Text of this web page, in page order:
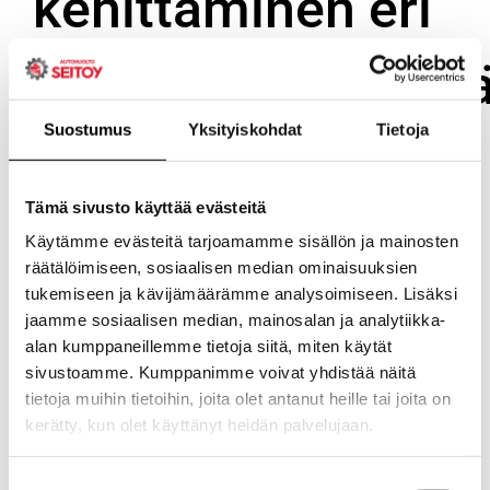
Suostumus Yksityiskohdat Tietoja
Tämä sivusto käyttää evästeitä
Käytämme evästeitä tarjoamamme sisällön ja mainosten
räätälöimiseen, sosiaalisen median ominaisuuksien
tukemiseen ja kävijämäärämme analysoimiseen. Lisäksi
jaamme sosiaalisen median, mainosalan ja analytiikka-
alan kumppaneillemme tietoja siitä, miten käytät
sivustoamme. Kumppanimme voivat yhdistää näitä
tietoja muihin tietoihin, joita olet antanut heille tai joita on
kerätty, kun olet käyttänyt heidän palvelujaan.
jotka etenevät portaittain perushuollosta erikoisosaajaksi.
Tämä on selkeä etu: osaaminen on dokumentoitua, sertifioitua
ja tunnistettavaa myös muissa merkkihuolloissa.
Kääntöpuolena on se, että koulutus on sidottu yhden
valmistajan ekosysteemiin.
Monimerkkikorjaamolla koulutus voi olla monimuotoisempaa.
Ketjuun kuuluvilla korjaamoilla, kuten Autoasi-korjaamoketjun
jäsenillä, on pääsy ketjun tarjoamiin koulutuksiin, jotka